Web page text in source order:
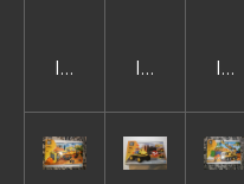
In winkelwagen
In In